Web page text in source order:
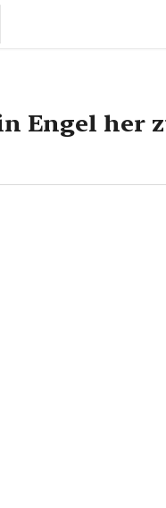
Engel her